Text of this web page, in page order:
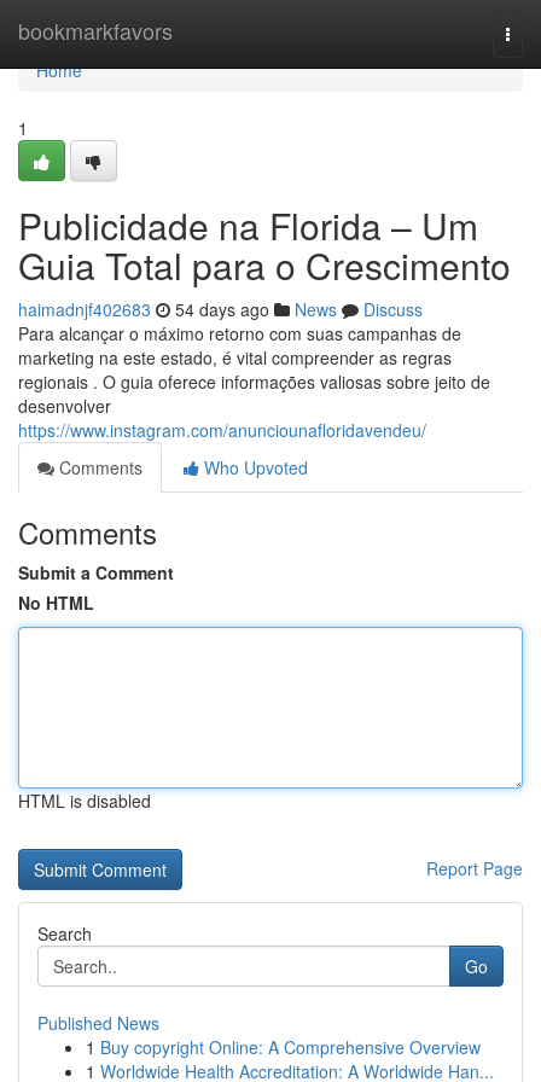
bookmarkfavors
Home
Home
1
Publicidade na Florida – Um
Guia Total para o Crescimento
haimadnjf402683 54 days ago News
Discuss
Para alcançar o máximo retorno com suas campanhas de
marketing na este estado, é vital compreender as regras
regionais . O guia oferece informações valiosas sobre jeito de
desenvolver
https://www.instagram.com/anunciounafloridavendeu/
Comments
Who Upvoted
Comments
Submit a Comment
No HTML
HTML is disabled
Report Page
Search
Go
Published News
1 Buy copyright Online: A Comprehensive Overview
1 Worldwide Health Accreditation: A Worldwide Han...